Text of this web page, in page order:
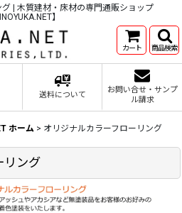
| 木質建材・床材の専門通販ショップ
】
カート 商品検索
送料について
お問い合せ・サンプ
ル請求
ホーム > オリジナルカラーフローリング
リング